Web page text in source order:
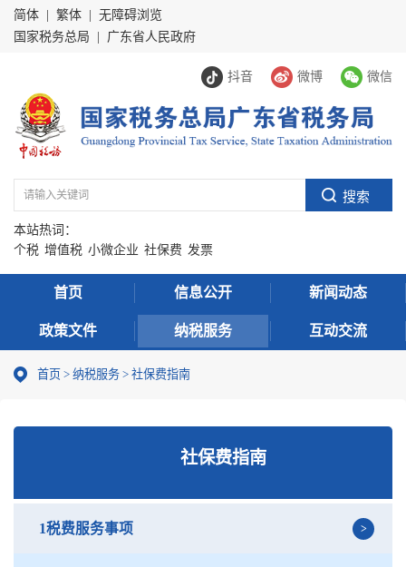
简体 繁体
无障碍浏览
国家税务总局
广东省人民政府
抖音 微博 微信
本站热词：
个税 增值税 小微企业 社保费 发票
首页 信息公开 新闻动态
政策文件 纳税服务 互动交流
首页 > 纳税服务 > 社保费指南
社保费指南
1税费服务事项